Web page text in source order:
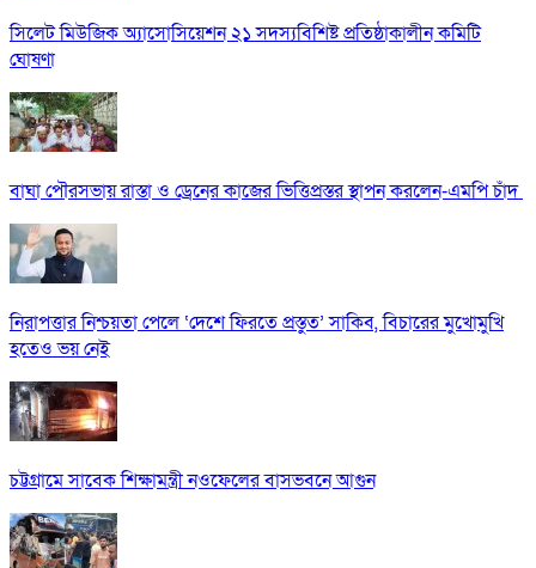
সিলেট মিউজিক অ্যাসোসিয়েশন ২১ সদস্যবিশিষ্ট প্রতিষ্ঠাকালীন কমিটি
ঘোষণা
বাঘা পৌরসভায় রাস্তা ও ড্রেনের কাজের ভিত্তিপ্রস্তর স্থাপন করলেন-এমপি চাঁদ
নিরাপত্তার নিশ্চয়তা পেলে ‘দেশে ফিরতে প্রস্তুত’ সাকিব, বিচারের মুখোমুখি
হতেও ভয় নেই
চট্টগ্রামে সাবেক শিক্ষামন্ত্রী নওফেলের বাসভবনে আগুন